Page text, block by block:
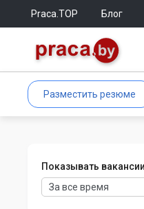
Praca.TOP Блог
Разместить резюме
Показывать вакансии
За все время